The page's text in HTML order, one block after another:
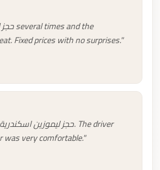
Fixed prices with no surprises."
was very comfortable."